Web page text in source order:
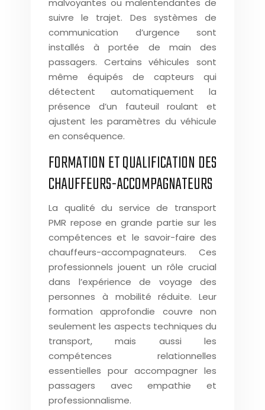
malvoyantes ou malentendantes de
suivre le trajet. Des systèmes de
communication d’urgence sont
installés à portée de main des
passagers. Certains véhicules sont
même équipés de capteurs qui
détectent automatiquement la
présence d’un fauteuil roulant et
ajustent les paramètres du véhicule
en conséquence.
FORMATION ET QUALIFICATION DES
CHAUFFEURS-ACCOMPAGNATEURS
La qualité du service de transport
PMR repose en grande partie sur les
compétences et le savoir-faire des
chauffeurs-accompagnateurs. Ces
professionnels jouent un rôle crucial
dans l’expérience de voyage des
personnes à mobilité réduite. Leur
formation approfondie couvre non
seulement les aspects techniques du
transport, mais aussi les
compétences relationnelles
essentielles pour accompagner les
passagers avec empathie et
professionnalisme.